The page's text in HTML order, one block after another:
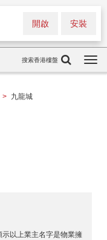
安裝
開啟
搜索香港樓盤
> 九龍城
以上業主名字是物業擁